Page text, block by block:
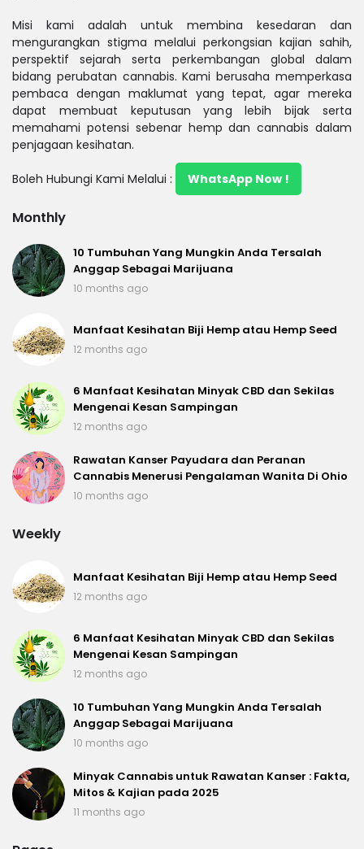
Misi kami adalah untuk membina kesedaran dan
mengurangkan stigma melalui perkongsian kajian sahih,
perspektif sejarah serta perkembangan global dalam
bidang perubatan cannabis. Kami berusaha memperkasa
pembaca dengan maklumat yang tepat, agar mereka
dapat membuat keputusan yang lebih bijak serta
memahami potensi sebenar hemp dan cannabis dalam
penjagaan kesihatan.
Boleh Hubungi Kami Melalui : WhatsApp Now !
Monthly
10 Tumbuhan Yang Mungkin Anda Tersalah
Anggap Sebagai Marijuana
10 months ago
Manfaat Kesihatan Biji Hemp atau Hemp Seed
12 months ago
6 Manfaat Kesihatan Minyak CBD dan Sekilas
Mengenai Kesan Sampingan
12 months ago
Rawatan Kanser Payudara dan Peranan
Cannabis Menerusi Pengalaman Wanita Di Ohio
10 months ago
Weekly
Manfaat Kesihatan Biji Hemp atau Hemp Seed
12 months ago
6 Manfaat Kesihatan Minyak CBD dan Sekilas
Mengenai Kesan Sampingan
12 months ago
10 Tumbuhan Yang Mungkin Anda Tersalah
Anggap Sebagai Marijuana
10 months ago
Minyak Cannabis untuk Rawatan Kanser : Fakta,
Mitos & Kajian pada 2025
11 months ago